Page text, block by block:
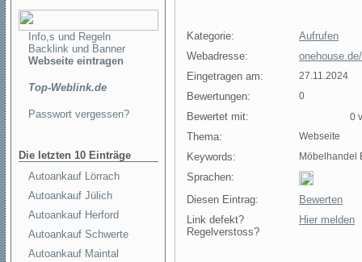
Info,s und Regeln
Backlink und Banner
Webseite eintragen
Top-Weblink.de
Passwort vergessen?
Die letzten 10 Einträge
Autoankauf Lörrach
Autoankauf Jülich
Autoankauf Herford
Autoankauf Schwerte
Autoankauf Maintal
Kategorie:
Aufrufen
Webadresse:
onehouse.de/
Eingetragen am:
27.11.2024
Bewertungen: 0
Bewertet mit: 0
Thema: Webseite
Keywords: Möbelhandel
Sprachen:
Diesen Eintrag:
Bewerten
Link defekt?
Regelverstoss?
Hier melden